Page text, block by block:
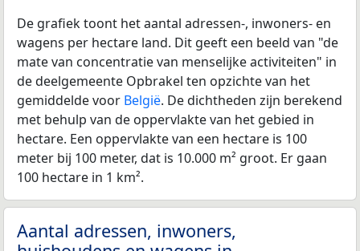
De grafiek toont het aantal adressen-, inwoners- en
wagens per hectare land. Dit geeft een beeld van "de
mate van concentratie van menselijke activiteiten" in
de deelgemeente Opbrakel ten opzichte van het
gemiddelde voor België. De dichtheden zijn berekend
met behulp van de oppervlakte van het gebied in
hectare. Een oppervlakte van een hectare is 100
meter bij 100 meter, dat is 10.000 m² groot. Er gaan
100 hectare in 1 km².
Aantal adressen, inwoners,